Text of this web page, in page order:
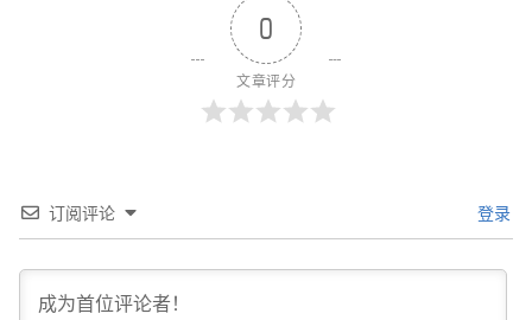
0
文章评分
订阅评论 登录